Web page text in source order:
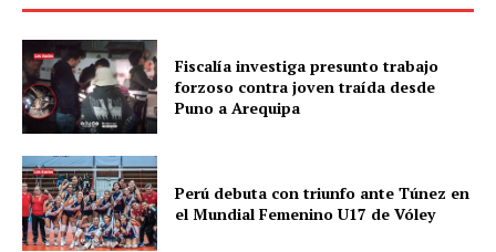
Fiscalía investiga presunto trabajo
forzoso contra joven traída desde
Puno a Arequipa
Perú debuta con triunfo ante Túnez en
el Mundial Femenino U17 de Vóley